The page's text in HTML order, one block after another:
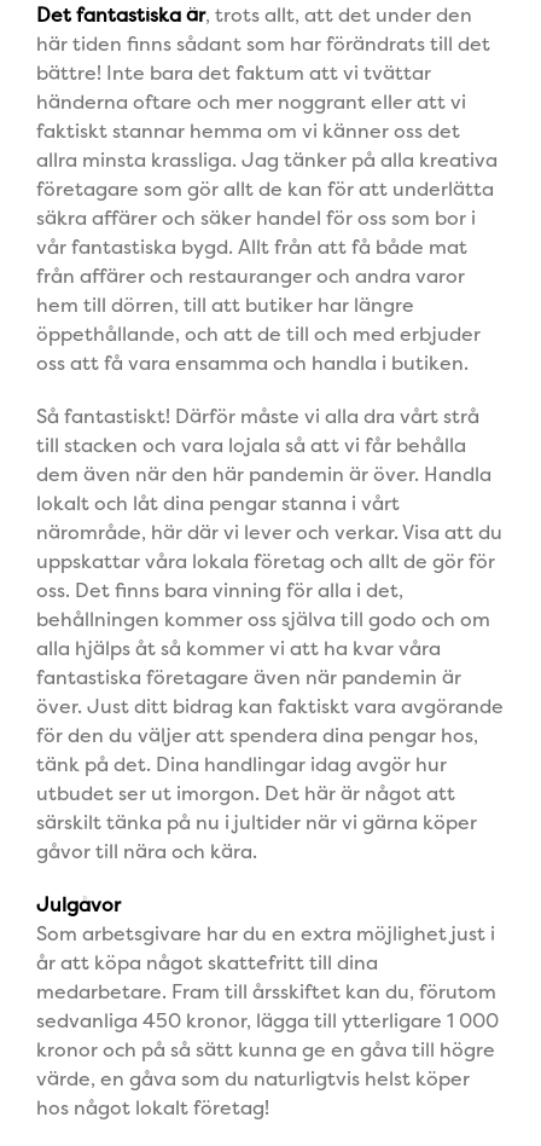
Det fantastiska är, trots allt, att det under den
här tiden finns sådant som har förändrats till det
bättre! Inte bara det faktum att vi tvättar
händerna oftare och mer noggrant eller att vi
faktiskt stannar hemma om vi känner oss det
allra minsta krassliga. Jag tänker på alla kreativa
företagare som gör allt de kan för att underlätta
säkra affärer och säker handel för oss som bor i
vår fantastiska bygd. Allt från att få både mat
från affärer och restauranger och andra varor
hem till dörren, till att butiker har längre
öppethållande, och att de till och med erbjuder
oss att få vara ensamma och handla i butiken.
Så fantastiskt! Därför måste vi alla dra vårt strå
till stacken och vara lojala så att vi får behålla
dem även när den här pandemin är över. Handla
lokalt och låt dina pengarstanna i vårt
närområde, här där vi lever och verkar. Visa att du
uppskattar våra lokala företag och allt de gör för
oss. Det finns bara vinning för alla i det,
behållningen kommer oss själva till godo och om
alla hjälpsåt så kommer vi att ha kvar våra
fantastiska företagare även när pandemin är
över. Just ditt bidrag kan faktiskt vara avgörande
för den du väljer att spendera dina pengar hos,
tänk på det. Dina handlingar idag avgör hur
utbudet ser ut imorgon. Det här är något att
särskilt tänka på nu i jultider när vi gärna köper
gåvor till nära och kära.
Julgåvor
Som arbetsgivare har du en extra möjlighet just i
år att köpa något skattefritt till dina
medarbetare. Fram till årsskiftet kan du, förutom
sedvanliga 450 kronor, lägga till ytterligare 1 000
kronor och på så sätt kunna ge en gåva till högre
värde, en gåva som du naturligtvis helst köper
hos något lokalt företag!